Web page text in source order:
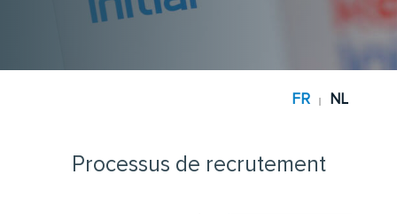
FR | NL
Processus de recrutement